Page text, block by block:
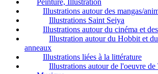
Peinture, Illustration
Illustrations autour des mangas/
Illustrations Saint Seiya
Illustrations autour du cinéma et
Illustration autour du Hobbit et
anneaux
Illustrations liées à la littérature
Illustrations autour de l'oeuvre de